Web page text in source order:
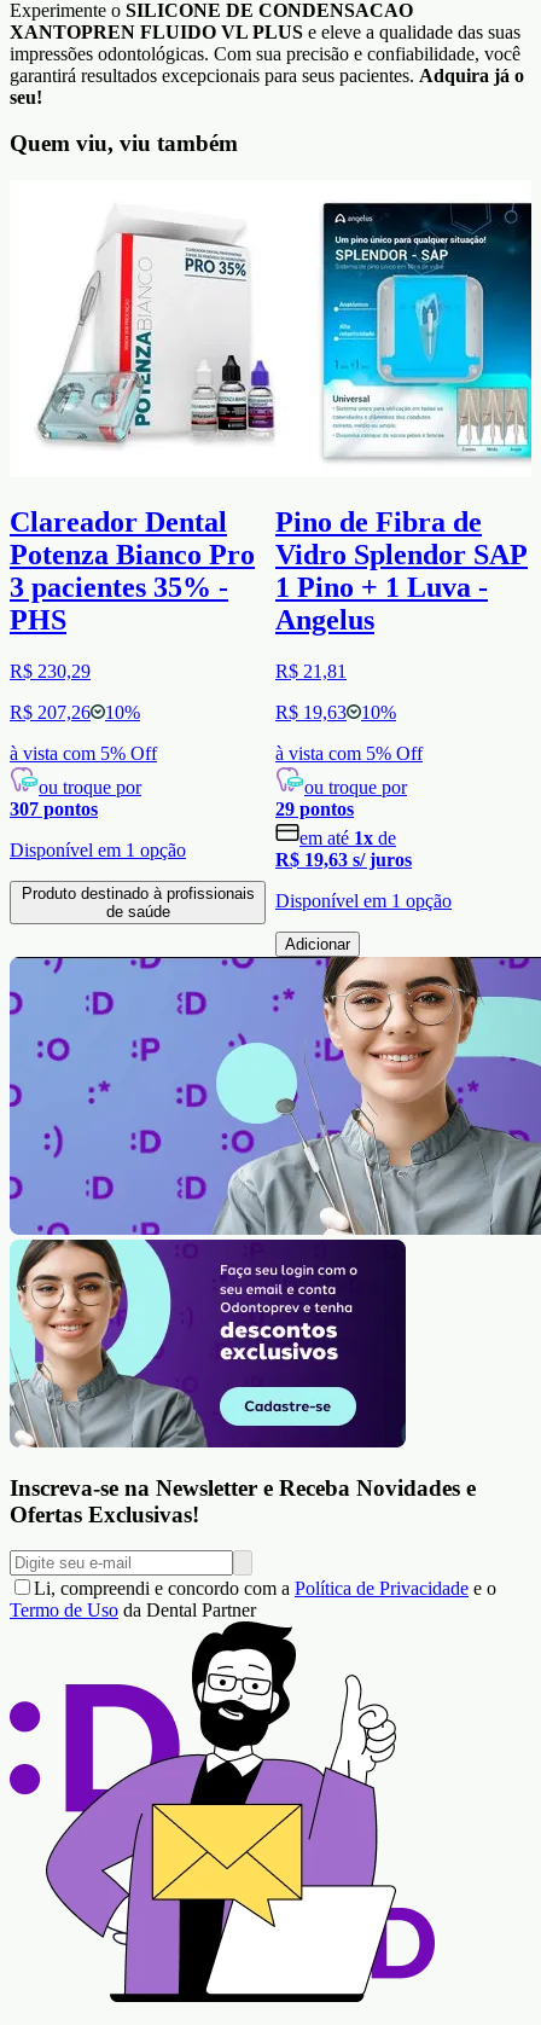
Experimente o SILICONE DE CONDENSACAO
XANTOPREN FLUIDO VL PLUS e eleve a qualidade das suas
impressões odontológicas. Com sua precisão e confiabilidade, você
garantirá resultados excepcionais para seus pacientes. Adquira já o
seu!
Quem viu, viu também
Clareador Dental
Potenza Bianco Pro
3 pacientes 35% -
PHS
R$ 230,29
R$ 207,26
10%
à vista com 5% Off
ou troque por
307 pontos
Disponível em 1 opção
Produto destinado à profissionais
de saúde
Pino de Fibra de
Vidro Splendor SAP
1 Pino + 1 Luva -
Angelus
R$ 21,81
R$ 19,63
10%
à vista com 5% Off
ou troque por
29 pontos
em até 1x de
R$ 19,63 s/ juros
Disponível em 1 opção
Adicionar
Inscreva-se na Newsletter e Receba Novidades e
Ofertas Exclusivas!
Li, compreendi e concordo com a Política de Privacidade e o
Termo de Uso da Dental Partner